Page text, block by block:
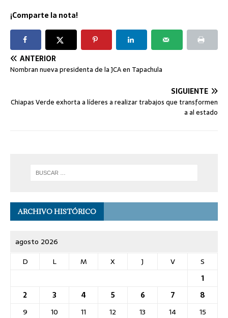
¡Comparte la nota!
ANTERIOR
Nombran nueva presidenta de la JCA en Tapachula
SIGUIENTE
Chiapas Verde exhorta a líderes a realizar trabajos que transformen
a al estado
ARCHIVO HISTÓRICO
agosto 2026
D
L M X J V
S
1
2
3 4 5 6 7
8
9
10 11 12 13 14
15